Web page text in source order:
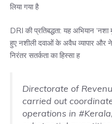
लिया गया है
DRI की प्रतिबद्धता: यह अभियान
हुए नशीली दवाओं के अवैध व्यापार और
निरंतर सतर्कता का हिस्सा ह
Directorate of
carried out
operations in #Kerala